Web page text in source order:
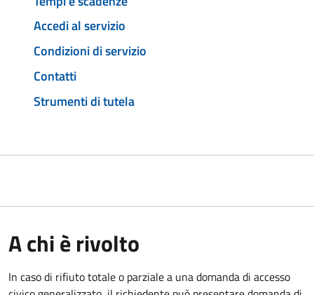
Accedi al servizio
Condizioni di servizio
Contatti
Strumenti di tutela
A chi è rivolto
In caso di rifiuto totale o parziale a una domanda di accesso